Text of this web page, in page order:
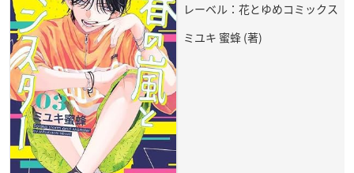
レーベル：花とゆめコミックス
ミユキ 蜜蜂 (著)